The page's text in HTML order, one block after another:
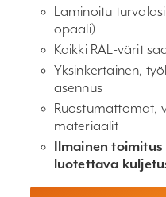
Laminoitu
opaali)
Kaikki RAL-värit
Yksinkertainen,
asennus
Ruostumattomat,
materiaalit
Ilmainen
luotettava